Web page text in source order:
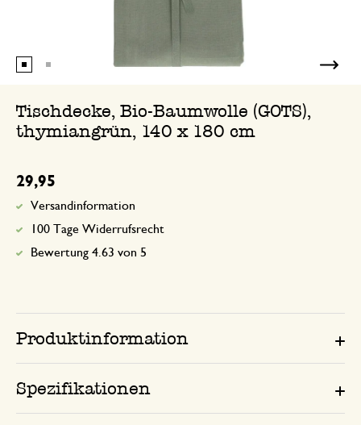
Tischdecke, Bio-Baumwolle (GOTS),
thymiangrün, 140 x 180 cm
29,95
Versandinformation
100 Tage Widerrufsrecht
Bewertung 4.63 von 5
Produktinformation
Spezifikationen